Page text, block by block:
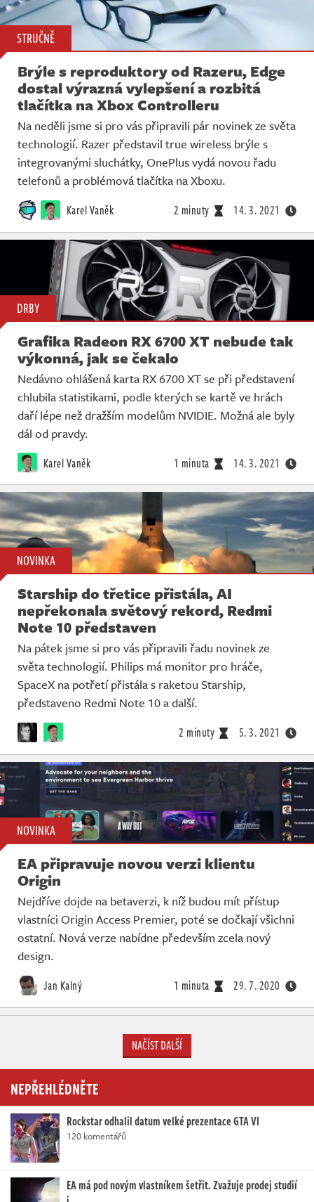
STRUČNĚ
Brýle s reproduktory od Razeru, Edge
dostal výrazná vylepšení a rozbitá
tlačítka na Xbox Controlleru
Na neděli jsme si pro vás připravili pár novinek ze světa
technologií. Razer představil true wireless brýle s
integrovanými sluchátky, OnePlus vydá novou řadu
telefonů a problémová tlačítka na Xboxu.
Karel Vaněk 2 minuty 14. 3. 2021
DRBY
Grafika Radeon RX 6700 XT nebude tak
výkonná, jak se čekalo
Nedávno ohlášená karta RX 6700 XT se při představení
chlubila statistikami, podle kterých se kartě ve hrách
daří lépe než dražším modelům NVIDIE. Možná ale byly
dál od pravdy.
Karel Vaněk 1 minuta 14. 3. 2021
NOVINKA
Starship do třetice přistála, AI
nepřekonala světový rekord, Redmi
Note 10 představen
Na pátek jsme si pro vás připravili řadu novinek ze
světa technologií. Philips má monitor pro hráče,
SpaceX na potřetí přistála s raketou Starship,
představeno Redmi Note 10 a další.
2 minuty 5. 3. 2021
NOVINKA
EA připravuje novou verzi klientu
Origin
Nejdříve dojde na betaverzi, k níž budou mít přístup
vlastníci Origin Access Premier, poté se dočkají všichni
ostatní. Nová verze nabídne především zcela nový
design.
Jan Kalný 1 minuta 29. 7. 2020
NAČÍST DALŠÍ
NEPŘEHLÉDNĚTE
Rockstar odhalil datum velké prezentace GTA VI
120 komentářů
EA má pod novým vlastníkem šetřit. Zvažuje prodej studií